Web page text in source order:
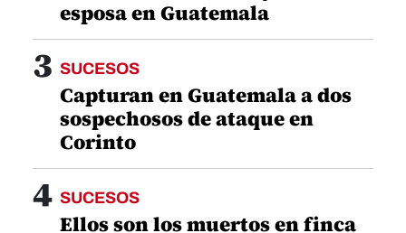
esposa en Guatemala
3 SUCESOS
Capturan en Guatemala a dos
sospechosos de ataque en
Corinto
4 SUCESOS
Ellos son los muertos en finca